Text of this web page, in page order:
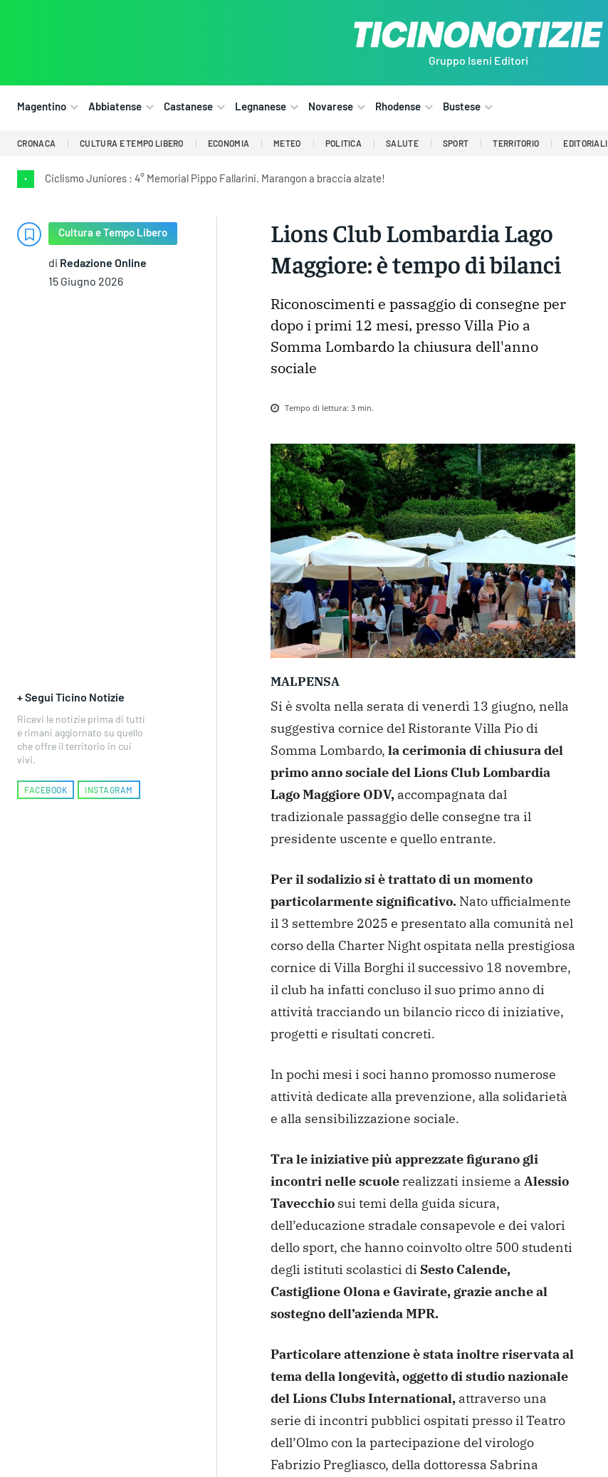
Gruppo Iseni Editori
Magentino Abbiatense Castanese Legnanese Novarese Rhodense Bustese
CRONACA CULTURA E TEMPO LIBERO ECONOMIA METEO POLITICA SALUTE SPORT TERRITORIO EDITORIALI
• Ciclismo Juniores : 4° Memorial Pippo Fallarini. Marangon a braccia alzate!
Cultura e Tempo Libero
di Redazione Online
15 Giugno 2026
Lions Club Lombardia Lago
Maggiore: è tempo di bilanci
Riconoscimenti e passaggio di consegne per
dopo i primi 12 mesi, presso Villa Pio a
Somma Lombardo la chiusura dell'anno
sociale
Tempo di lettura: 3min.
+ Segui Ticino Notizie
Ricevi le notizie prima di tutti
e rimani aggiornato su quello
che offre il territorio in cui
vivi.
FACEBOOK INSTAGRAM
MALPENSA
Si è svolta nella serata di venerdì 13 giugno, nella
suggestiva cornice del Ristorante Villa Pio di
Somma Lombardo, la cerimonia di chiusura del
primo anno sociale del Lions Club Lombardia
Lago Maggiore ODV,accompagnata dal
tradizionale passaggio delle consegne tra il
presidente uscente e quello entrante.
Per il sodalizio si è trattato di un momento
particolarmente significativo.Nato ufficialmente
il 3 settembre 2025 e presentato alla comunità nel
corso della Charter Night ospitata nella prestigiosa
cornice di Villa Borghi il successivo 18 novembre,
il club ha infatti concluso il suo primo anno di
attività tracciando un bilancio ricco di iniziative,
progetti e risultati concreti.
In pochi mesi i soci hanno promosso numerose
attività dedicate alla prevenzione, alla solidarietà
e alla sensibilizzazione sociale.
Tra le iniziative più apprezzate figurano gli
incontri nelle scuolerealizzati insieme a Alessio
Tavecchiosui temi della guida sicura,
dell’educazione stradale consapevole e dei valori
dello sport, che hanno coinvolto oltre 500 studenti
degli istituti scolastici di Sesto Calende,
Castiglione Olona e Gavirate, grazie anche al
sostegno dell’azienda MPR.
Particolare attenzione è stata inoltre riservata al
tema della longevità, oggetto di studio nazionale
del Lions Clubs International,attraverso una
serie di incontri pubblici ospitati presso il Teatro
dell’Olmo con la partecipazione del virologo
Fabrizio Pregliasco, della dottoressa Sabrina